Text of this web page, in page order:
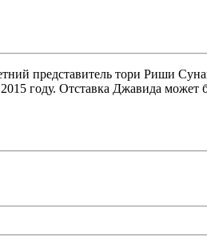
представитель тори Риши
году. Отставка Джавида